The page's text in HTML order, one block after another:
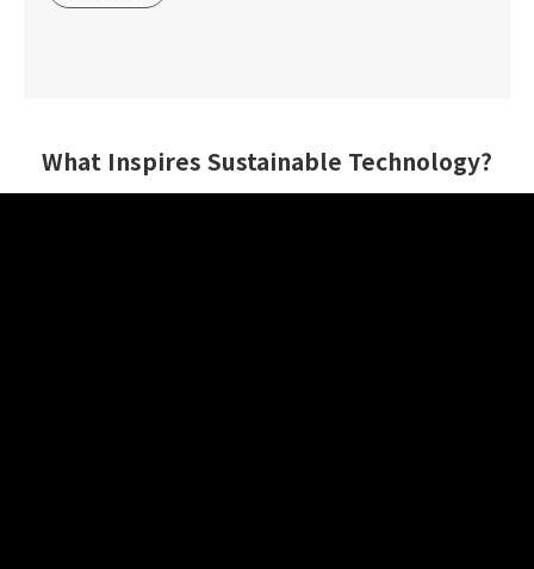
What Inspires Sustainable Technology?